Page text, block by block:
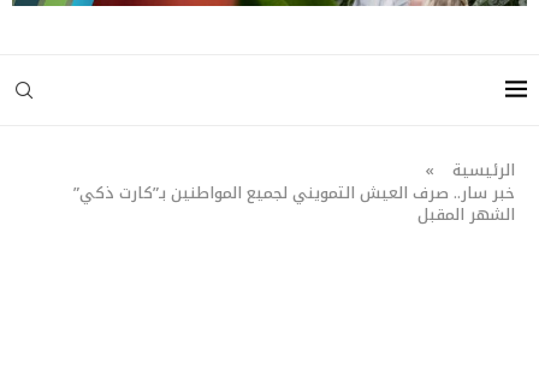
الرئيسية »
خبر سار.. صرف العيش التمويني لجميع المواطنين بـ”كارت ذكي”
الشهر المقبل